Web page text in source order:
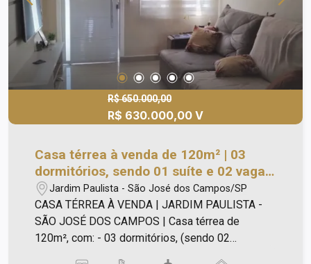
R$ 650.000,00
R$ 630.000,00 V
Casa térrea à venda de 120m² | 03
dormitórios, sendo 01 suíte e 02 vagas
de garagem | Jardim Paulista - São
José dos Campos |
Jardim Paulista - São José dos Campos/SP
CASA TÉRREA À VENDA | JARDIM PAULISTA -
SÃO JOSÉ DOS CAMPOS | Casa térrea de
120m², com: - 03 dormitórios, (sendo 02